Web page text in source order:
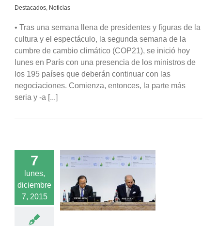
Destacados, Noticias
• Tras una semana llena de presidentes y figuras de la
cultura y el espectáculo, la segunda semana de la
cumbre de cambio climático (COP21), se inició hoy
lunes en París con una presencia de los ministros de
los 195 países que deberán continuar con las
negociaciones. Comienza, entonces, la parte más
seria y -a [...]
7
lunes,
diciembre
7, 2015
semana
“No hay
la retórica”
Noticias